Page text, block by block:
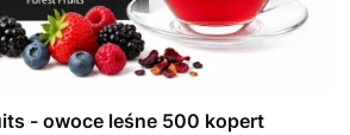
- owoce leśne 500 kopert